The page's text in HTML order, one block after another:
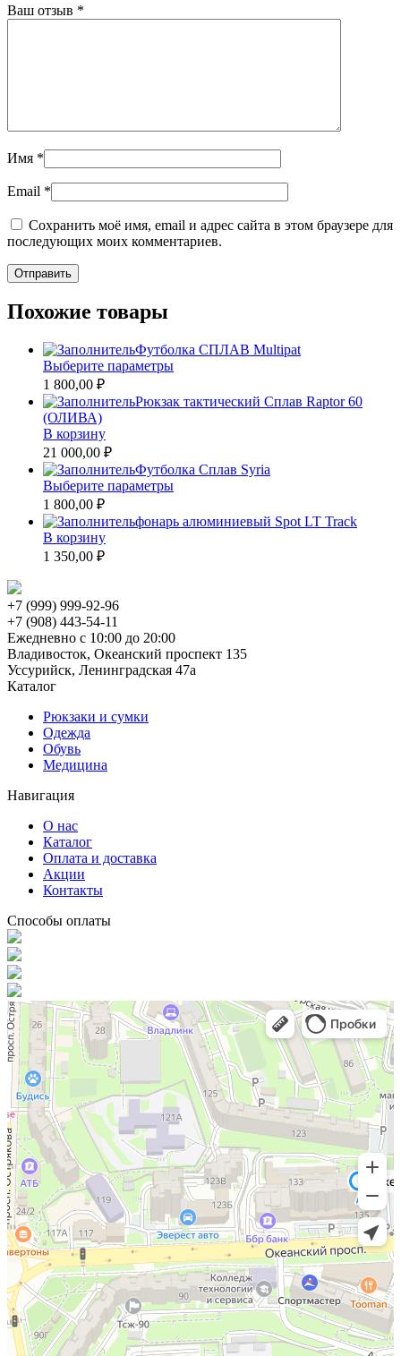
Ваш отзыв *
Имя *
Email *
Сохранить моё имя, email и адрес сайта в этом браузере для
последующих моих комментариев.
Похожие товары
Футболка СПЛАВ Multipat
Выберите параметрыЭтот
имеет
несколько
можно
выбрать
на
товара.
1 800,00 ₽
Рюкзак тактический Сплав Raptor 60
(ОЛИВА)
В корзину
21 000,00 ₽
Футболка Сплав Syria
Выберите параметрыЭтот
имеет
несколько
странице
товара.
1 800,00 ₽
фонарь алюминиевый Spot LT Track
В корзину
1 350,00 ₽
+7 (999) 999-92-96
+7 (908) 443-54-11
Ежедневно с 10:00 до 20:00
Владивосток, Океанский проспект 135
Уссурийск, Ленинградская 47а
Каталог
Рюкзаки и сумки
Одежда
Обувь
Медицина
Навигация
О нас
Каталог
Оплата и доставка
Акции
Контакты
Способы оплаты